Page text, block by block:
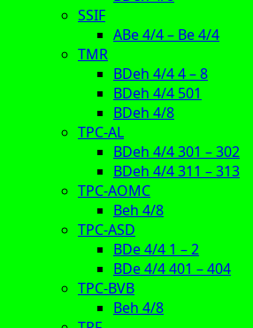
SSIF
ABe 4/4 – Be 4/4
TMR
BDeh 4/4 4 – 8
BDeh 4/4 501
BDeh 4/8
TPC-AL
BDeh 4/4 301 – 302
BDeh 4/4 311 – 313
TPC-AOMC
Beh 4/8
TPC-ASD
BDe 4/4 1 – 2
BDe 4/4 401 – 404
TPC-BVB
Beh 4/8